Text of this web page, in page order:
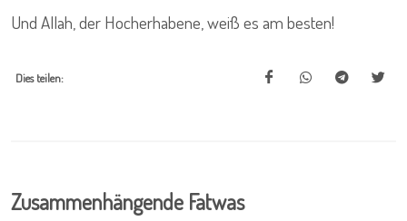
Und Allah, der Hocherhabene, weiß es am besten!
Dies teilen:
Zusammenhängende Fatwas